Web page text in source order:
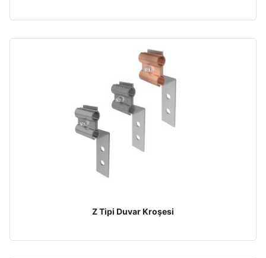
Z Tipi Duvar Kroşesi